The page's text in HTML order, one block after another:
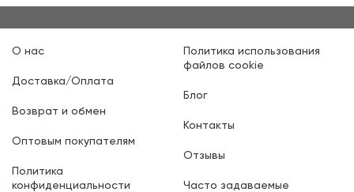
О нас
Доставка/Оплата
Возврат и обмен
Оптовым покупателям
Политика
конфиденциальности
Политика использования
файлов cookie
Блог
Контакты
Отзывы
Часто задаваемые